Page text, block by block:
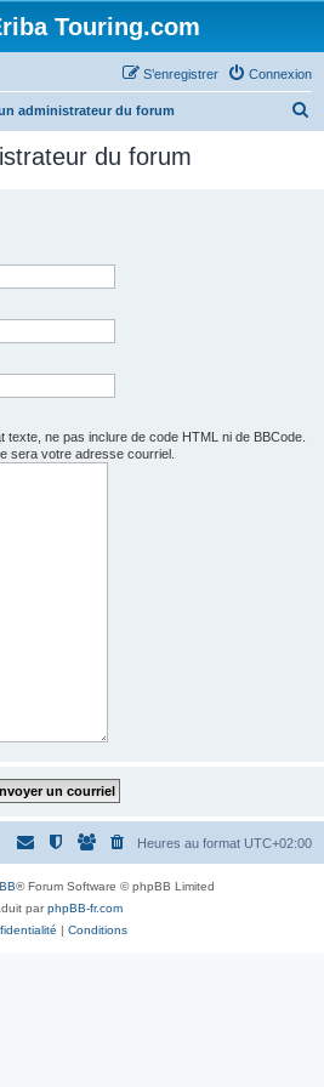
Touring.com
Connexion
S’enregistrer
administrateur du forum
du forum
ne pas inclure de code HTML ni de BBCode.
sera votre adresse courriel.
Heures au format UTC+02:00
® Forum Software © phpBB Limited
parphpBB-fr.com
| Conditions